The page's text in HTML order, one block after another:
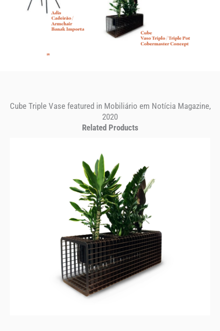
Cube Triple Vase featured in Mobiliário em Notícia Magazine,
2020
Related Products
CUBE
Triple Vase